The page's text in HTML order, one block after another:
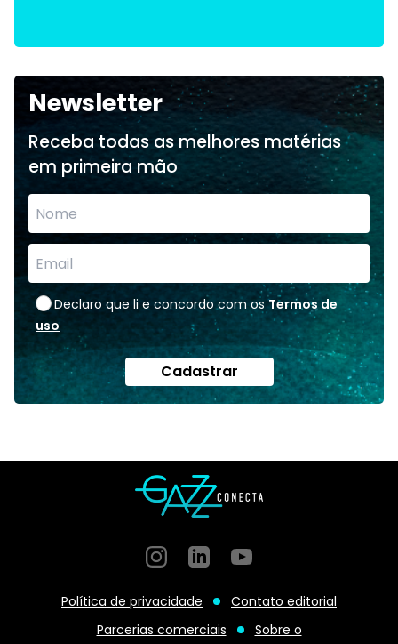
Newsletter
Receba todas as melhores matérias
em primeira mão
Declaro que li e concordo com os Termos de
uso
Cadastrar
InstagramGitHubGitHub
Política de privacidade
Contato editorial
Parcerias comerciais
Sobre o